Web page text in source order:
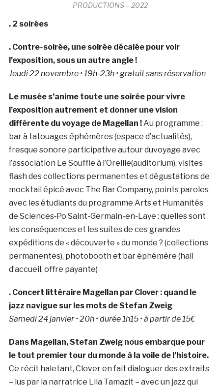
PRODUCTIONS – 2022
. 2 soirées
. Contre-soirée, une soirée décalée pour voir
l’exposition, sous un autre angle !
Jeudi 22 novembre • 19h-23h • gratuit sans réservation
Le musée s’anime toute une soirée pour vivre
l’exposition autrement et donner une vision
différente du voyage de Magellan !Au programme :
bar à tatouages éphémères (espace d’actualités),
fresque sonore participative autour duvoyage avec
l’association Le Souffle à l’Oreille(auditorium), visites
flash des collections permanentes et dégustations de
mocktail épicé avec The Bar Company, points paroles
avec les étudiants du programme Arts et Humanités
de Sciences‑Po Saint-Germain-en-Laye : quelles sont
les conséquences et les suites de ces grandes
expéditions de « découverte » du monde ? (collections
permanentes), photobooth et bar éphémère (hall
d’accueil, offre payante)
. Concert littéraire Magellan par Clover : quand le
jazz navigue sur les mots de Stefan Zweig
Samedi 24 janvier • 20h • durée 1h15 • à partir de 15€
Dans Magellan, Stefan Zweig nous embarque pour
le tout premier tour du monde à la voile de l’histoire.
Ce récit haletant, Clover en fait dialoguer des extraits
– lus par la narratrice Lila Tamazit – avec un jazz qui